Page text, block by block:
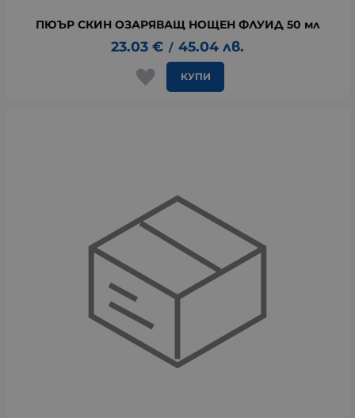
ПЮЪР СКИН ОЗАРЯВАЩ НОЩЕН ФЛУИД 50 мл
23.03 € / 45.04 лв.
КУПИ